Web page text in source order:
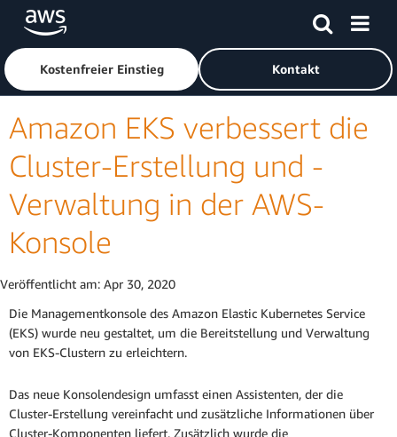
Überspringen zum Hauptinhalt
Klicken Sie hier, um zur Amazon Web Services-Startseite
Kostenfreier Einstieg Kontakt
Amazon EKS verbessert die
Cluster-Erstellung und -
Verwaltung in der AWS-
Konsole
Veröffentlicht am: Apr 30, 2020
Die Managementkonsole des Amazon Elastic Kubernetes Service
(EKS) wurde neu gestaltet, um die Bereitstellung und Verwaltung
von EKS-Clustern zu erleichtern.
Das neue Konsolendesign umfasst einen Assistenten, der die
Cluster-Erstellung vereinfacht und zusätzliche Informationen über
Cluster-Komponenten liefert. Zusätzlich wurde die